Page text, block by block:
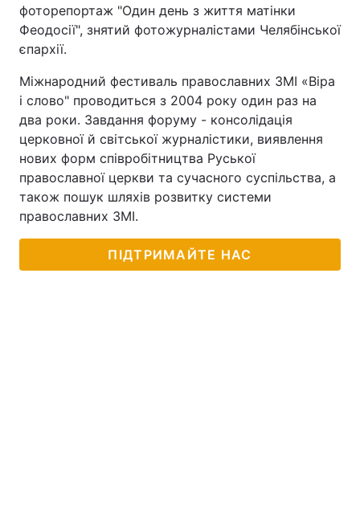
фоторепортаж "Один день з життя матінки
Феодосії", знятий фотожурналістами Челябінської
єпархії.
Міжнародний фестиваль православних ЗМІ «Віра
і слово" проводиться з 2004 року один раз на
два роки. Завдання форуму - консолідація
церковної й світської журналістики, виявлення
нових форм співробітництва Руської
православної церкви та сучасного суспільства, а
також пошук шляхів розвитку системи
православних ЗМІ.
ПІДТРИМАЙТЕ НАС